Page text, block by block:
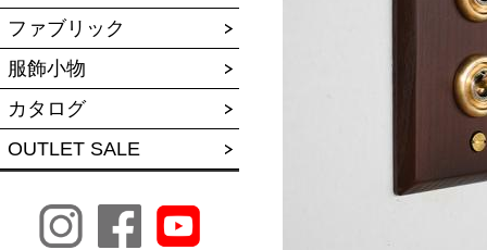
ファブリック
服飾小物
カタログ
OUTLET SALE